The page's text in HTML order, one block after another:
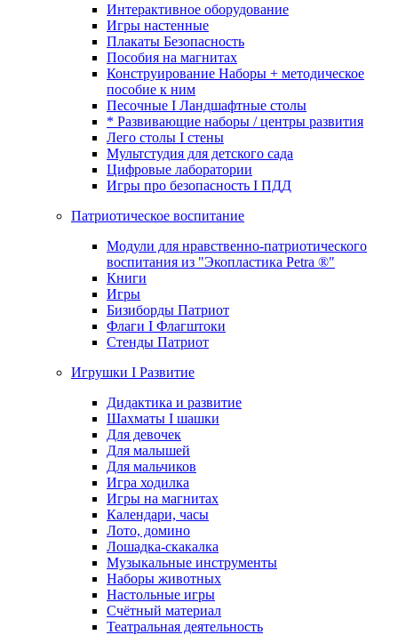
Интерактивное оборудование
Игры настенные
Плакаты Безопасность
Пособия на магнитах
Конструирование Наборы + методическое
пособие к ним
Песочные I Ландшафтные столы
* Развивающие наборы / центры развития
Лего столы I стены
Мультстудия для детского сада
Цифровые лаборатории
Игры про безопасность I ПДД
Патриотическое воспитание
Модули для нравственно-патриотического
воспитания из "Экопластика Petra ®"
Книги
Игры
Бизиборды Патриот
Флаги I Флагштоки
Стенды Патриот
Игрушки I Развитие
Дидактика и развитие
Шахматы I шашки
Для девочек
Для малышей
Для мальчиков
Игра ходилка
Игры на магнитах
Календари, часы
Лото, домино
Лошадка-скакалка
Музыкальные инструменты
Наборы животных
Настольные игры
Счётный материал
Театральная деятельность